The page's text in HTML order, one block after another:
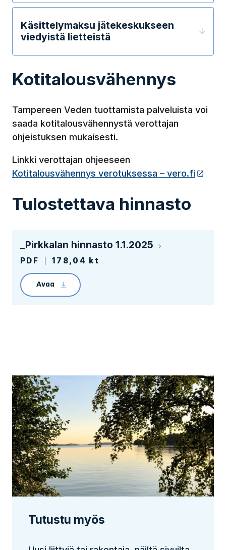
Käsittelymaksu jätekeskukseen
viedyistä lietteistä
Kotitalousvähennys
Tampereen Veden tuottamista palveluista voi
saada kotitalousvähennystä verottajan
ohjeistuksen mukaisesti.
Linkki verottajan ohjeeseen
Kotitalousvähennys verotuksessa – vero.fi
Tulostettava hinnasto
_Pirkkalan hinnasto 1.1.2025
PDF 178,04 kt
Avaa
Linkin avaaminen lataa tiedoston _Hinnasto
Tutustu myös